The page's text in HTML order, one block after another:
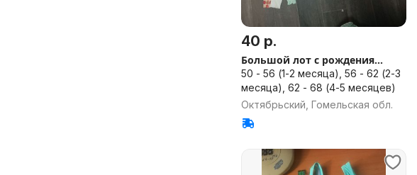
40 р.
Большой лот с рождения...
50 - 56 (1-2 месяца), 56 - 62 (2-3
месяца), 62 - 68 (4-5 месяцев)
Октябрьский, Гомельская обл.